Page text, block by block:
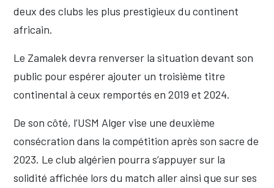
deux des clubs les plus prestigieux du continent
africain.
Le Zamalek devra renverser la situation devant son
public pour espérer ajouter un troisième titre
continental à ceux remportés en 2019 et 2024.
De son côté, l’USM Alger vise une deuxième
consécration dans la compétition après son sacre de
2023. Le club algérien pourra s’appuyer sur la
solidité affichée lors du match aller ainsi que sur ses